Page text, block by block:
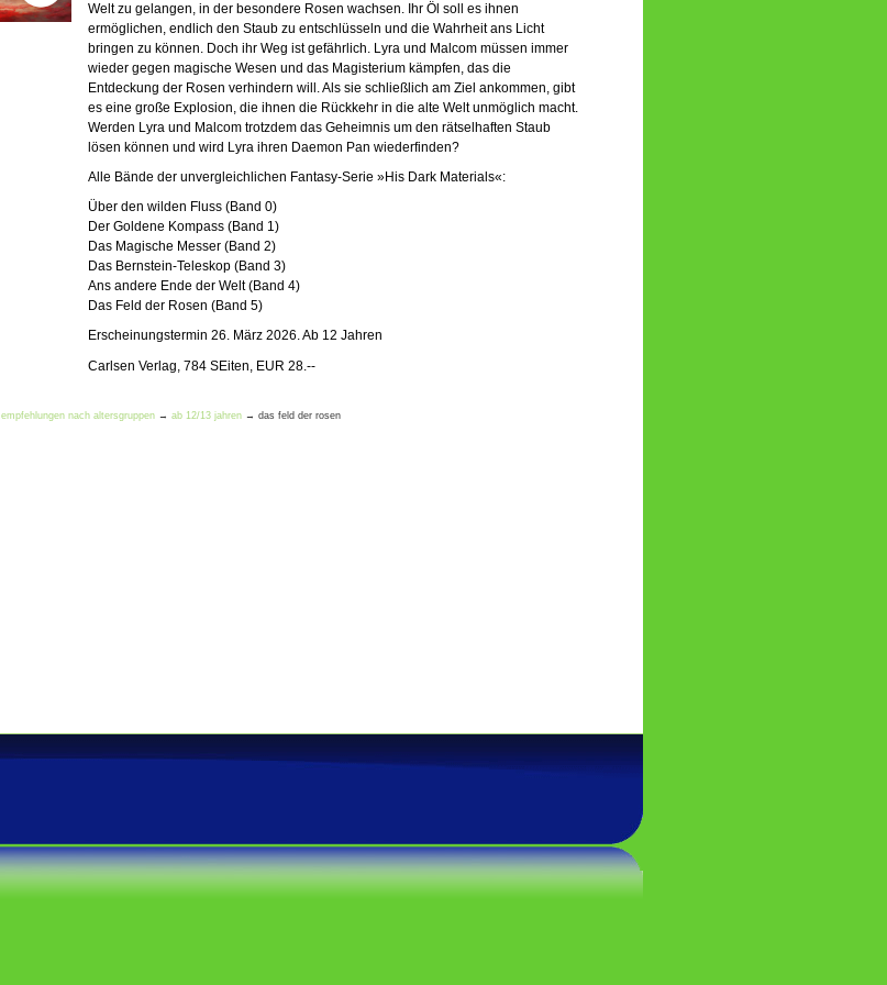
Welt zu gelangen, in der besondere Rosen wachsen. Ihr Öl soll es ihnen
ermöglichen, endlich den Staub zu entschlüsseln und die Wahrheit ans Licht
bringen zu können. Doch ihr Weg ist gefährlich. Lyra und Malcom müssen immer
wieder gegen magische Wesen und das Magisterium kämpfen, das die
Entdeckung der Rosen verhindern will. Als sie schließlich am Ziel ankommen, gibt
es eine große Explosion, die ihnen die Rückkehr in die alte Welt unmöglich macht.
Werden Lyra und Malcom trotzdem das Geheimnis um den rätselhaften Staub
lösen können und wird Lyra ihren Daemon Pan wiederfinden?
Alle Bände der unvergleichlichen Fantasy-Serie »His Dark Materials«:
Über den wilden Fluss (Band 0)
Der Goldene Kompass (Band 1)
Das Magische Messer (Band 2)
Das Bernstein-Teleskop (Band 3)
Ans andere Ende der Welt (Band 4)
Das Feld der Rosen (Band 5)
Erscheinungstermin 26. März 2026. Ab 12 Jahren
Carlsen Verlag, 784 SEiten, EUR 28.--
empfehlungen nach altersgruppen → ab 12/13 jahren → das feld der rosen